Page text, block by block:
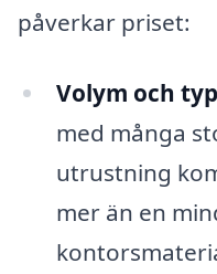
påverkar priset:
Volym och
med många
utrustning
mer än en